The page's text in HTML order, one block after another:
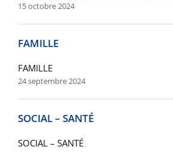
15 octobre 2024
FAMILLE
FAMILLE
24 septembre 2024
SOCIAL – SANTÉ
SOCIAL – SANTÉ